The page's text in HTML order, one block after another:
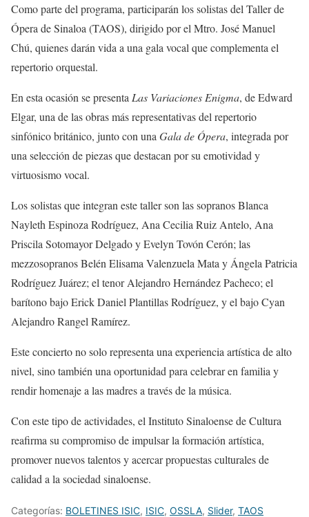
Como parte del programa, participarán los solistas del Taller de
Ópera de Sinaloa (TAOS), dirigido por el Mtro. José Manuel
Chú, quienes darán vida a una gala vocal que complementa el
repertorio orquestal.
En esta ocasión se presenta Las Variaciones Enigma, de Edward
Elgar, una de las obras más representativas del repertorio
sinfónico británico, junto con una Gala de Ópera, integrada por
una selección de piezas que destacan por su emotividad y
virtuosismo vocal.
Los solistas que integran este taller son las sopranos Blanca
Nayleth Espinoza Rodríguez, Ana Cecilia Ruiz Antelo, Ana
Priscila Sotomayor Delgado y Evelyn Tovón Cerón; las
mezzosopranos Belén Elisama Valenzuela Mata y Ángela Patricia
Rodríguez Juárez; el tenor Alejandro Hernández Pacheco; el
barítono bajo Erick Daniel Plantillas Rodríguez, y el bajo Cyan
Alejandro Rangel Ramírez.
Este concierto no solo representa una experiencia artística de alto
nivel, sino también una oportunidad para celebrar en familia y
rendir homenaje a las madres a través de la música.
Con este tipo de actividades, el Instituto Sinaloense de Cultura
reafirma su compromiso de impulsar la formación artística,
promover nuevos talentos y acercar propuestas culturales de
calidad a la sociedad sinaloense.
Categorías: BOLETINES ISIC, ISIC, OSSLA, Slider, TAOS